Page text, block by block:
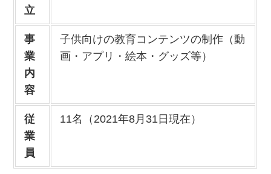
立
事
業
内
容
子供向けの教育コンテンツの制作（動
画・アプリ・絵本・グッズ等）
従
業
員
11名（2021年8月31日現在）